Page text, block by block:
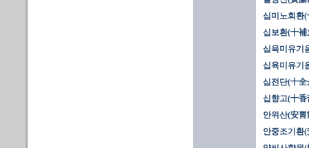
십미노회환
십보환(十補
십육미유기
십육미유기
십전단(十全
십향고(十香
안위산(安胃
안중조기환